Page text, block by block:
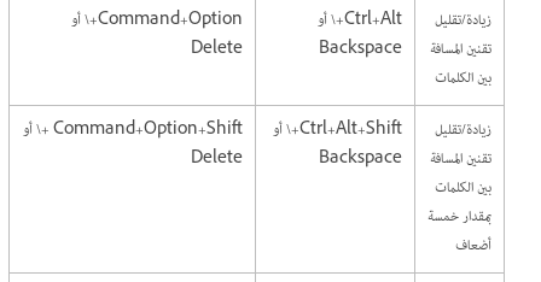
زيادة/تقليل
تقنين المسافة
بين الكلمات
Ctrl+Alt+\ أو
Backspace
Command+Option+\ أو
Delete
زيادة/تقليل
تقنين المسافة
بين الكلمات
بمقدار خمسة
أضعاف
Ctrl+Alt+Shift+\ أو
Backspace
Command+Option+Shift +\ أو
Delete